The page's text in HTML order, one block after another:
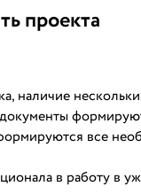
проекта
наличие
все
в работу в